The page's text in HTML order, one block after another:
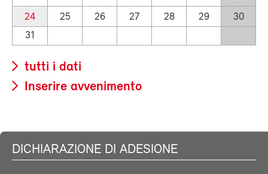
24
25 26 27 28 29
30
31
tutti i dati
Inserire avvenimento
DICHIARAZIONE DI ADESIONE